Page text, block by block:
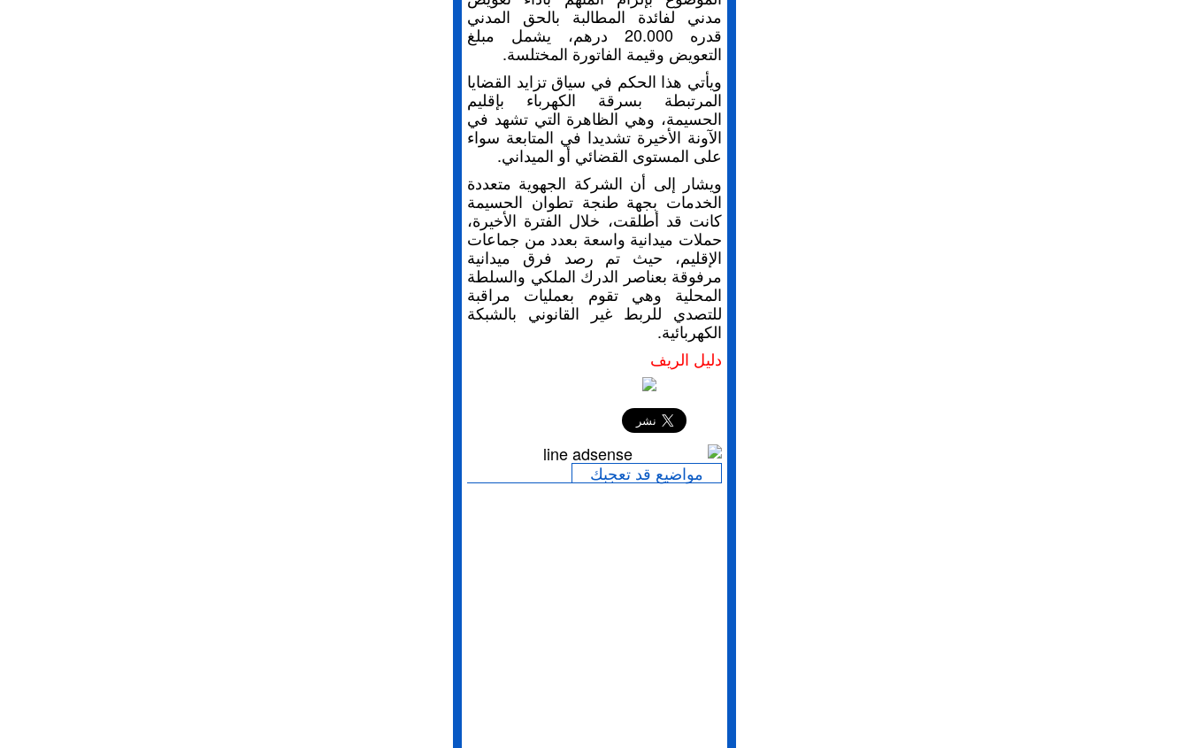
مدني لفائدة المطالبة بالحق المدني
قدره 20.000 درهم، يشمل مبلغ
التعويض وقيمة الفاتورة المختلسة.
ويأتي هذا الحكم في سياق تزايد القضايا
المرتبطة بسرقة الكهرباء بإقليم
الحسيمة، وهي الظاهرة التي تشهد في
الآونة الأخيرة تشديدا في المتابعة سواء
على المستوى القضائي أو الميداني.
ويشار إلى أن الشركة الجهوية متعددة
الخدمات بجهة طنجة تطوان الحسيمة
كانت قد أطلقت، خلال الفترة الأخيرة،
حملات ميدانية واسعة بعدد من جماعات
الإقليم، حيث تم رصد فرق ميدانية
مرفوقة بعناصر الدرك الملكي والسلطة
المحلية وهي تقوم بعمليات مراقبة
للتصدي للربط غير القانوني بالشبكة
الكهربائية.
دليل الريف
مواضيع قد تعجبك